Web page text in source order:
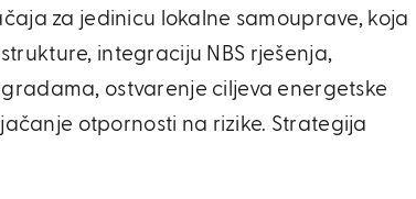
za jedinicu lokalne samouprave, koja
integraciju NBS rješenja,
ostvarenje ciljeva energetske
otpornosti na rizike. Strategija